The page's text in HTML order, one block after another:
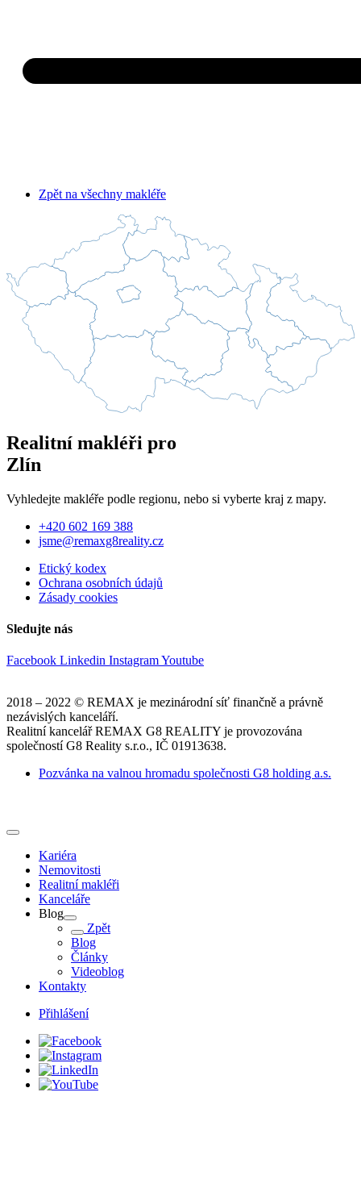
Zpět na všechny makléře
Realitní makléři pro
Zlín
Vyhledejte makléře podle regionu, nebo si vyberte kraj z mapy.
+420 602 169 388
jsme@remaxg8reality.cz
Etický kodex
Ochrana osobních údajů
Zásady cookies
Sledujte nás
Facebook Linkedin InstagramYoutube
2018 – 2022 © REMAX je mezinárodní síť finančně a právně
nezávislých kanceláří.
Realitní kancelář REMAX G8 REALITY je provozována
společností G8 Reality s.r.o., IČ 01913638.
Pozvánka na valnou hromadu společnosti G8 holding a.s.
Kariéra
Nemovitosti
Realitní makléři
Kanceláře
Blog
Zpět
Blog
Články
Videoblog
Kontakty
Přihlášení